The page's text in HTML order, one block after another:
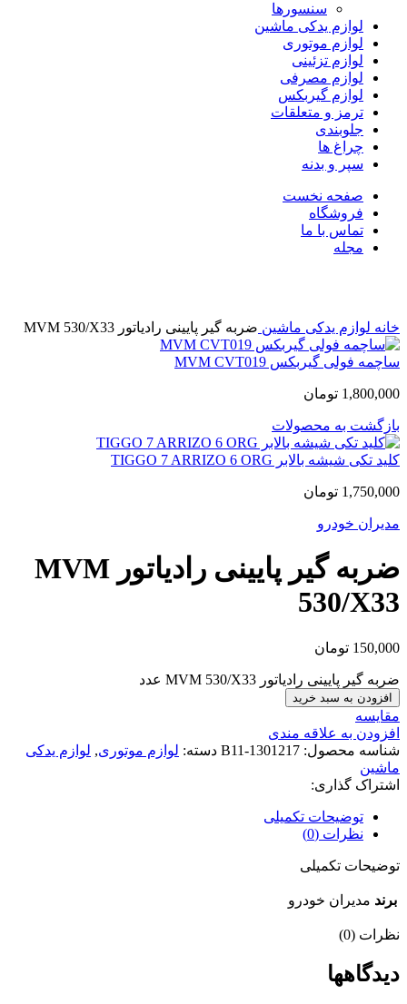
سنسورها
لوازم یدکی ماشین
لوازم موتوری
لوازم تزئینی
لوازم مصرفی
لوازم گیربکس
ترمز و متعلقات
جلوبندی
چراغ ها
سپر و بدنه
صفحه نخست
فروشگاه
تماس با ما
مجله
خانه لوازم یدکی ماشین ضربه گیر پایینی رادیاتور MVM 530/X33
ساچمه فولی گیربکس MVM CVT019
1,800,000 تومان
بازگشت به محصولات
کلید تکی شیشه بالابر TIGGO 7 ARRIZO 6 ORG
1,750,000 تومان
مدیران خودرو
ضربه گیر پایینی رادیاتور MVM
530/X33
150,000 تومان
ضربه گیر پایینی رادیاتور MVM 530/X33 عدد
افزودن به سبد خرید
مقایسه
افزودن به علاقه مندی
شناسه محصول: B11-1301217 دسته: لوازم موتوری, لوازم یدکی
ماشین
اشتراک گذاری:
توضیحات تکمیلی
نظرات (0)
توضیحات تکمیلی
برند مدیران خودرو
نظرات (0)
دیدگاهها